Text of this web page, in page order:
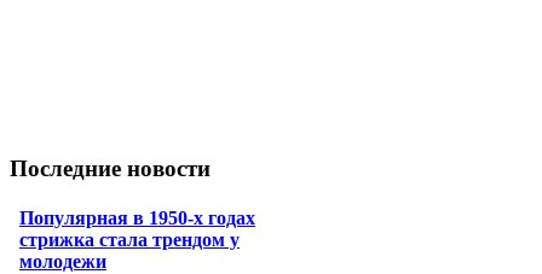
Последние новости
Популярная в 1950-х годах
стрижка стала трендом у
молодежи